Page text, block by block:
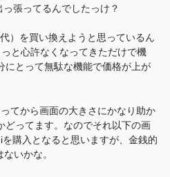
張ってるんでしたっけ？
）を買い換えようと思っているん
と心許なくなってきただけで機
にとって無駄な機能で価格が上が
てから画面の大きさにかなり助か
どってます。なのでそれ以下の画
購入となると思いますが、金銭的
いかな。